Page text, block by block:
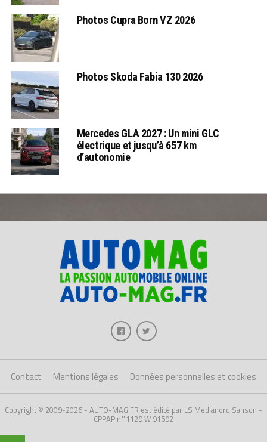
Photos Cupra Born VZ 2026
Photos Skoda Fabia 130 2026
Mercedes GLA 2027 : Un mini GLC
électrique et jusqu’à 657 km
d’autonomie
Contact Mentions légales Données personnelles et cookies
Copyright © 2009-2026 - AUTO-MAG.FR est édité par LS Medianord Sanson -
CPPAP n°1129 W 91592